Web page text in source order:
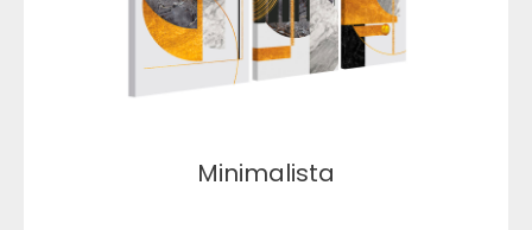
Minimalista